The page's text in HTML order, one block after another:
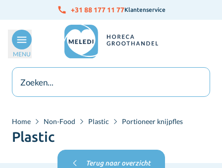
Ga naar de inhoud +31 88 177 11 77Klantenservice
MENU
Home Non-Food Plastic Portioneer knijpfles
Plastic
Terug naar overzicht